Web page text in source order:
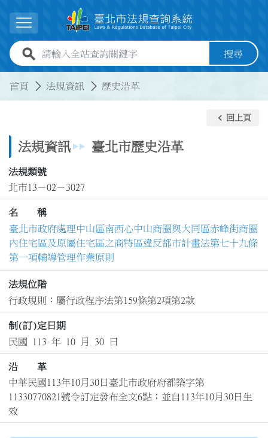
展開選單
全站查詢關鍵字欄位 搜尋
首頁 法規資訊 歷史沿革
法規資訊 臺北市歷史沿革
keyboard_arrow_left 回上頁
法規類號
北市13－02－3027
名 稱
臺北市政府處理中山區南西心中山商圈與大同區赤峰街商圈
內住宅區及原屬住宅區之商特區違反都市計畫法第七十九條
第一項輔導管理作業原則
法規位階
行政規則：屬行政程序法第159條第2項第2款
制(訂)定日期
民國 113 年 10 月 30 日
沿 革
中華民國113年10月30日臺北市政府府都築字第
11330770821號令訂定發布全文6點；並自113年10月30日生
效